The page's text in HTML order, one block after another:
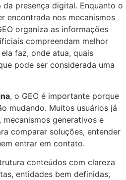
presença digital. Enquanto o
encontrada nos mecanismos
organiza as informações
compreendam melhor
faz, onde atua, quais
pode ser considerada uma
, o GEO é importante porque
mudando. Muitos usuários já
generativos e
comparar soluções, entender
entrar em contato.
conteúdos com clareza
entidades bem definidas,